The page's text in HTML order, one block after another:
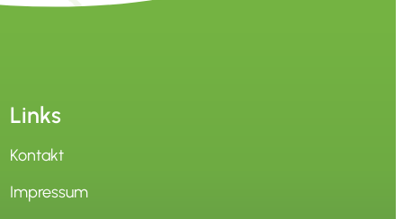
Links
Kontakt
Impressum